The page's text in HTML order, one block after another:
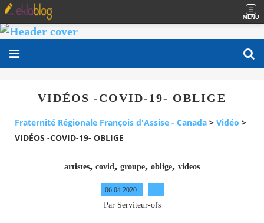
MENU
VIDÉOS -COVID-19- OBLIGE
Fraternité Régionale François d'Assise - Canada > Vidéo >
VIDÉOS -COVID-19- OBLIGE
artistes, covid , groupe, oblige, videos
06.04.2020
Par Serviteur-ofs